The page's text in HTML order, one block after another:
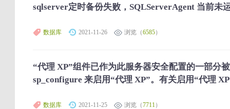
sqlserver定时备份失败，SQLServerAgent 当前未
数据库 2021-11-26 浏览（6585）
“代理 XP”组件已作为此服务器安全配置的一部分
sp_configure 来启用“代理 XP”。有关启用“代理
数据库 2021-11-25 浏览（7711）